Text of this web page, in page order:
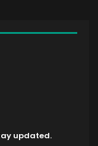
updated.